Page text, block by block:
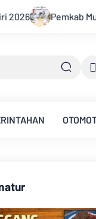
Konflik PT